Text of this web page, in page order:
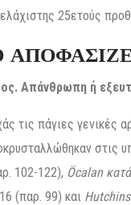
25ετούς
Απάνθρωπη ή
τις πάγιες γενικές
στις
102-122), Öcalan
(παρ. 99) και